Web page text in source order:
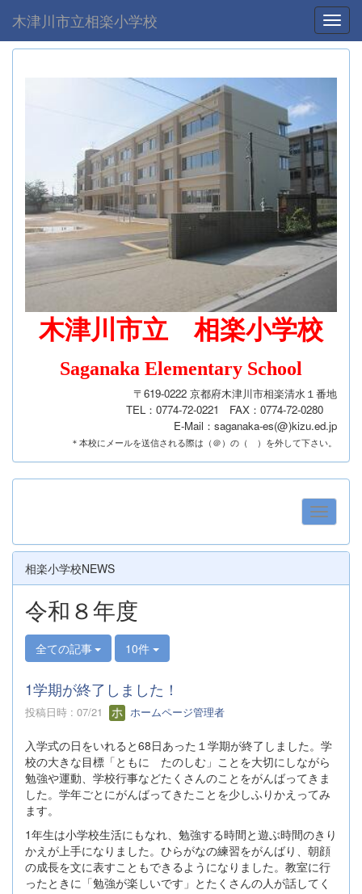
木津川市立相楽小学校
木津川市立 相楽小学校
Saganaka Elementary School
〒619-0222 京都府木津川市相楽清水１番地
TEL：0774-72-0221 FAX：0774-72-0280
E-Mail： saganaka-es(@)kizu.ed.jp
＊本校にメールを送信される際は（＠）の（ ）を外して下さい。
相楽小学校NEWS
令和８年度
全ての記事 10件
1学期が終了しました！
投稿日時 : 07/21 ホームページ管理者
入学式の日をいれると68日あった１学期が終了しました。学
校の大きな目標「ともに たのしむ」ことを大切にしながら
勉強や運動、学校行事などたくさんのことをがんばってきま
した。学年ごとにがんばってきたことを少しふりかえってみ
ます。
1年生は小学校生活にもなれ、勉強する時間と遊ぶ時間のきり
かえが上手になりました。ひらがなの練習をがんばり、朝顔
の成長を文に表すこともできるようになりました。教室に行
ったときに「勉強が楽しいです」とたくさんの人が話してく